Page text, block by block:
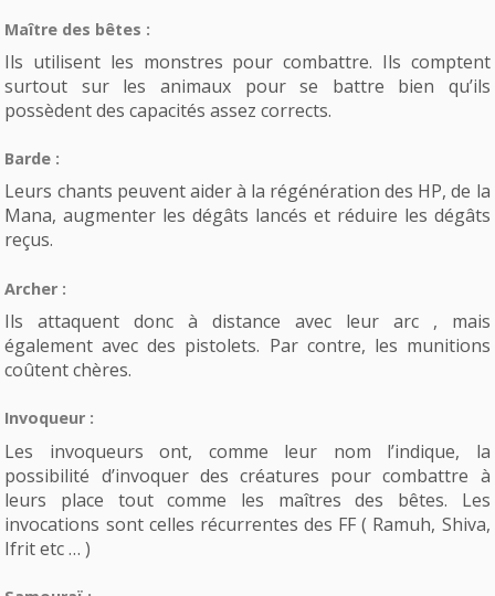
Maître des bêtes :
Ils utilisent les monstres pour combattre. Ils comptent
surtout sur les animaux pour se battre bien qu’ils
possèdent des capacités assez corrects.
Barde :
Leurs chants peuvent aider à la régénération des HP, de la
Mana, augmenter les dégâts lancés et réduire les dégâts
reçus.
Archer :
Ils attaquent donc à distance avec leur arc , mais
également avec des pistolets. Par contre, les munitions
coûtent chères.
Invoqueur :
Les invoqueurs ont, comme leur nom l’indique, la
possibilité d’invoquer des créatures pour combattre à
leurs place tout comme les maîtres des bêtes. Les
invocations sont celles récurrentes des FF ( Ramuh, Shiva,
Ifrit etc … )